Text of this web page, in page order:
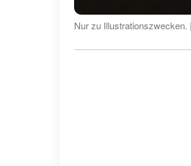
Nur zu Illustrationszwecken.